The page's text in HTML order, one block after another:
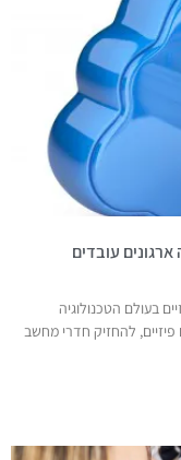
עובדים
בעולם הטכנולוגיה
להחזיק חדרי מחשב